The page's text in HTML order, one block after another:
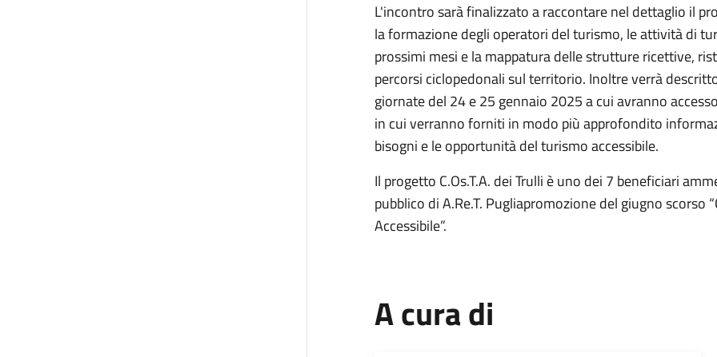
L'incontro sarà finalizzato a raccontare nel dettaglio il
la formazione degli operatori del turismo, ⁠le attività di
prossimi mesi e ⁠la mappatura delle strutture ricettive,
percorsi ciclopedonali sul territorio. Inoltre verrà
giornate del 24 e 25 gennaio 2025 a cui avranno
in cui verranno forniti in modo più approfondito
bisogni e le opportunità del turismo accessibile.
Il progetto C.Os.T.A. dei Trulli è uno dei 7 beneficiari
pubblico di A.Re.T. Pugliapromozione del giugno scorso
Accessibile”.
A cura di